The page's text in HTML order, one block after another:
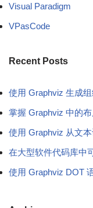
Visual Paradigm
VPasCode
Recent Posts
使用 Graphviz 生成组
掌握 Graphviz 中的
使用 Graphviz 从文
在大型软件代码库中
使用 Graphviz DOT